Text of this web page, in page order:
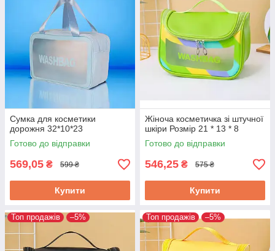
Сумка для косметики
дорожня 32*10*23
Готово до відправки
569,05 ₴ 599 ₴
Купити
Жіноча косметичка зі штучної
шкіри Розмір 21 * 13 * 8
Готово до відправки
546,25 ₴ 575 ₴
Купити
Топ продажів –5% Топ продажів –5%